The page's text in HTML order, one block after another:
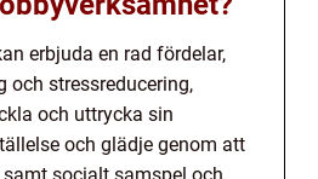
erbjuda en rad fördelar,
och stressreducering,
och uttrycka sin
och glädje genom att